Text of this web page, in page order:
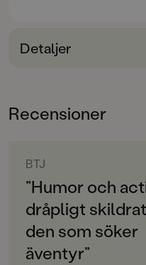
stoppa monstret?
fyrfärgsillustrationer av
äventyr." BTJ om
”Ett lättillgängligt
äventyrssökande.” BTJ
Detaljer
6-9
Svenska
SPRÅK
Svenska
SERIE
Pozzis Pizza Express
Recensioner
BTJ
”Humor och
dråpligt
den som söker
äventyr”